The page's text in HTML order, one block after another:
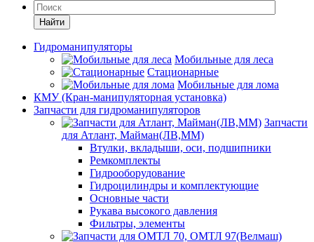
Найти
Гидроманипуляторы
Мобильные для леса
Стационарные
Мобильные для лома
КМУ (Кран-манипуляторная установка)
Запчасти для гидроманипуляторов
Запчасти
для Атлант, Майман(ЛВ,ММ)
Втулки, вкладыши, оси, подшипники
Ремкомплекты
Гидрооборудование
Гидроцилиндры и комплектующие
Основные части
Рукава высокого давления
Фильтры, элементы